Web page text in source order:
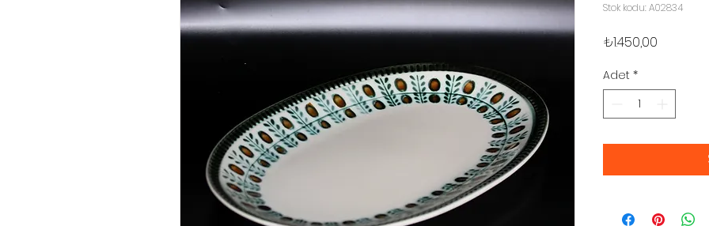
Stok kodu: A02834
₺1.450,00
Adet *